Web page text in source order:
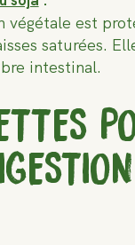
végétale est
saturées.
intestinal.